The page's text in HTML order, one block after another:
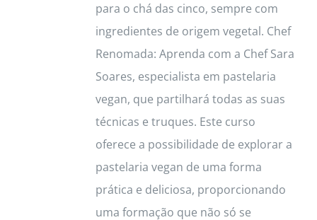
para o chá das cinco, sempre com
ingredientes de origem vegetal. Chef
Renomada: Aprenda com a Chef Sara
Soares, especialista em pastelaria
vegan, que partilhará todas as suas
técnicas e truques. Este curso
oferece a possibilidade de explorar a
pastelaria vegan de uma forma
prática e deliciosa, proporcionando
uma formação que não só se